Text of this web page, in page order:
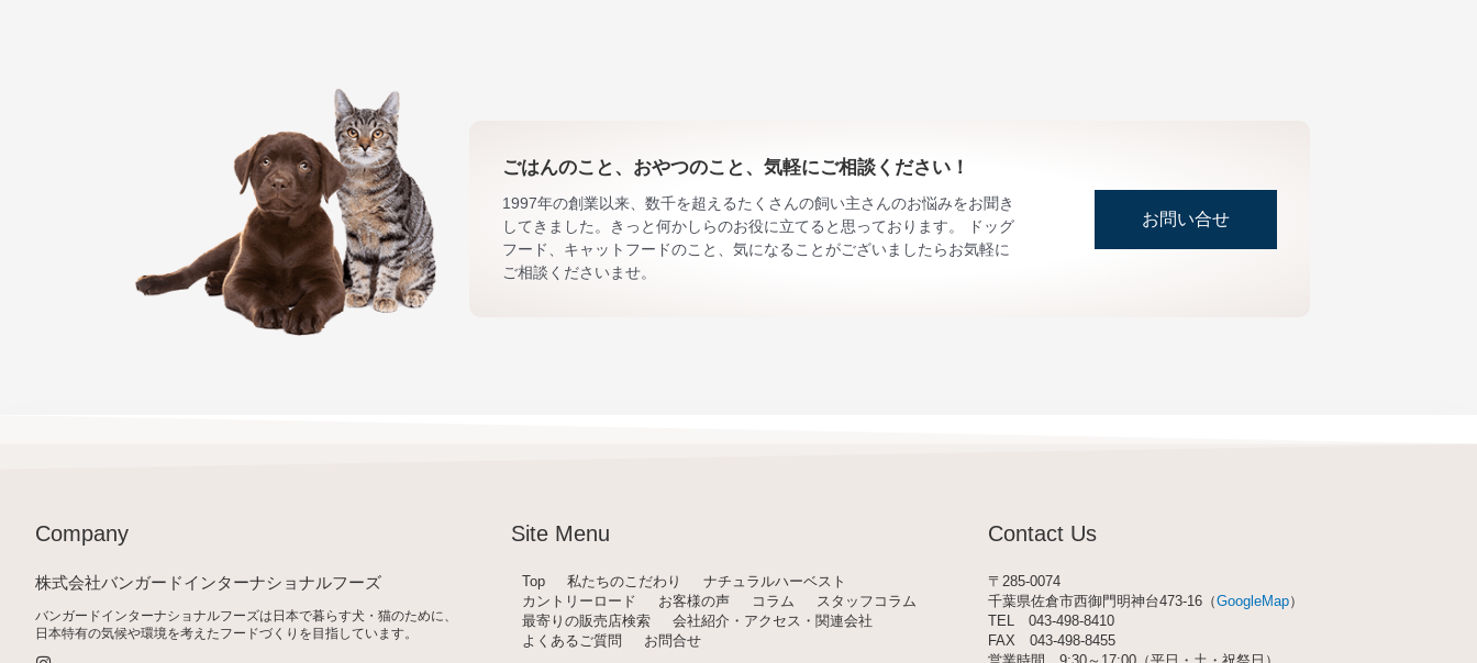
ごはんのこと、おやつのこと、気軽にご相談ください！
1997年の創業以来、数千を超えるたくさんの飼い主さんのお悩みをお聞き
してきました。きっと何かしらのお役に立てると思っております。 ドッグ
フード、キャットフードのこと、気になることがございましたらお気軽に
ご相談くださいませ。
お問い合せ
Company
株式会社バンガードインターナショナルフーズ
バンガードインターナショナルフーズは日本で暮らす犬・猫のために、
日本特有の気候や環境を考えたフードづくりを目指しています。
Site Menu
Top 私たちのこだわり
ナチュラルハーベスト
カントリーロード
お客様の声 コラム
スタッフコラム
最寄りの販売店検索
会社紹介・アクセス・関連会社
よくあるご質問
お問合せ
Contact Us
〒285-0074
千葉県佐倉市西御門明神台473-16（GoogleMap）
TEL 043-498-8410
FAX 043-498-8455